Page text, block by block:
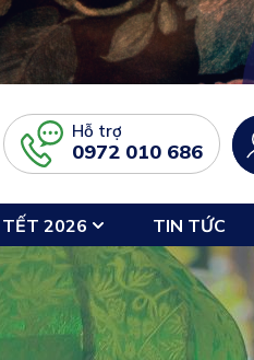
Hỗ trợ
0972 010 686
TẾT 2026 TIN TỨC